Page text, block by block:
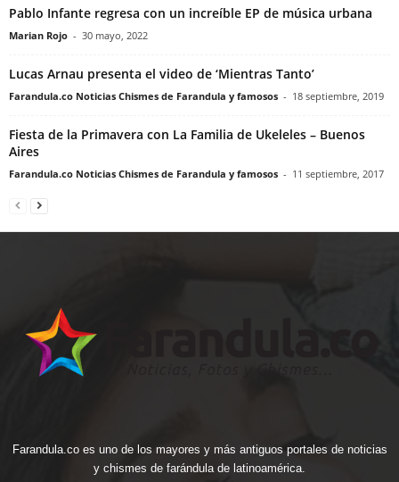
Pablo Infante regresa con un increíble EP de música urbana
Marian Rojo - 30 mayo, 2022
Lucas Arnau presenta el video de ‘Mientras Tanto’
Farandula.co Noticias Chismes de Farandula y famosos - 18 septiembre, 2019
Fiesta de la Primavera con La Familia de Ukeleles – Buenos
Aires
Farandula.co Noticias Chismes de Farandula y famosos - 11 septiembre, 2017
Farandula.co es uno de los mayores y más antiguos portales de noticias
y chismes de farándula de latinoamérica.